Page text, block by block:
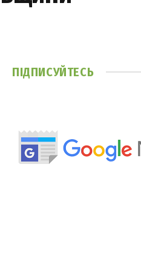
ПІДПИСУЙТЕСЬ